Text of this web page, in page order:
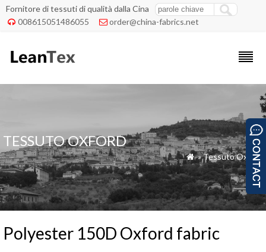
Fornitore di tessuti di qualità dalla Cina
 008615051486055  order@china-fabrics.net
TESSUTO OXFORD
 »Tessuto Oxford
Polyester 150D Oxford fabric